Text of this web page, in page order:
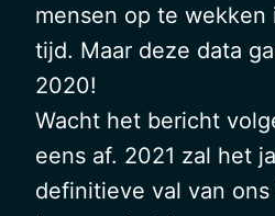
mensen op te
tijd. Maar deze data
2020!
Wacht het bericht
eens af. 2021 zal het
definitieve val van ons